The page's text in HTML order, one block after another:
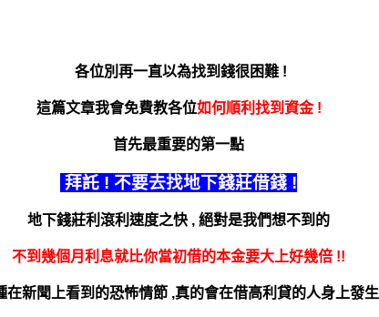
各位別再一直以為找到錢很困難 !
這篇文章我會免費教各位如何順利找到資金 !
首先最重要的第一點
拜託 ! 不要去找地下錢莊借錢 !
地下錢莊利滾利速度之快 , 絕對是我們想不到的
不到幾個月利息就比你當初借的本金要大上好幾倍 !!
在新聞上看到的恐怖情節 ,真的會在借高利貸的人身上發生